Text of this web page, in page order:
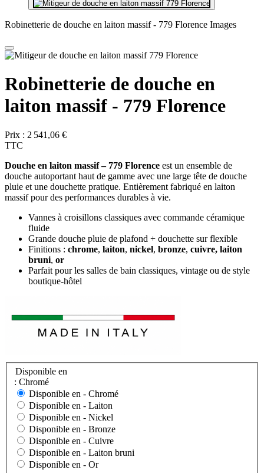
Robinetterie de douche en laiton massif - 779 Florence Images
Robinetterie de douche en
laiton massif - 779 Florence
Prix : 2 541,06 €
TTC
Douche en laiton massif – 779 Florence est un ensemble de
douche autoportant haut de gamme avec une large tête de douche
pluie et une douchette pratique. Entièrement fabriqué en laiton
massif pour des performances durables à vie.
Vannes à croisillons classiques avec commande céramique
fluide
Grande douche pluie de plafond + douchette sur flexible
Finitions : chrome, laiton, nickel, bronze, cuivre, laiton
bruni, or
Parfait pour les salles de bain classiques, vintage ou de style
boutique-hôtel
Disponible en
: Chromé
Disponible en - Chromé
Disponible en - Laiton
Disponible en - Nickel
Disponible en - Bronze
Disponible en - Cuivre
Disponible en - Laiton bruni
Disponible en - Or